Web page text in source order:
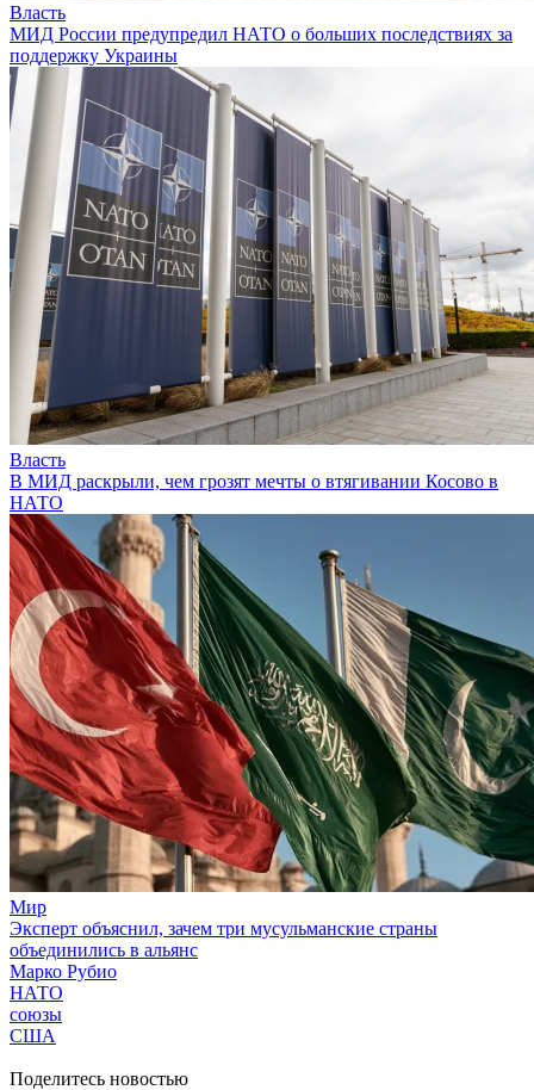
Власть
МИД России предупредил НАТО о больших последствиях за
поддержку Украины
Власть
В МИД раскрыли, чем грозят мечты о втягивании Косово в
НАТО
Мир
Эксперт объяснил, зачем три мусульманские страны
объединились в альянс
Марко Рубио
НАТО
союзы
США
Поделитесь новостью